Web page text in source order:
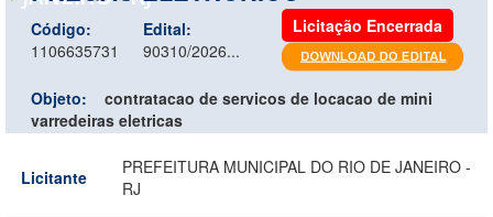
Código:
1106635731
Edital:
90310/2026...
Licitação Encerrada
Objeto:
contratacao de servicos de locacao de mini
varredeiras eletricas
Licitante
PREFEITURA MUNICIPAL DO RIO DE JANEIRO -
RJ